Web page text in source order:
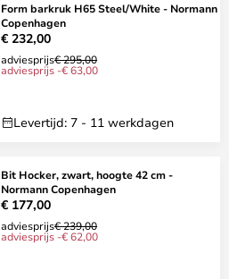
Form barkruk H65 Steel/White - Normann
Copenhagen
€ 232,00
adviesprijs€ 295,00
adviesprijs -€ 63,00
Levertijd: 7 - 11 werkdagen
Bit Hocker, zwart, hoogte 42 cm -
Normann Copenhagen
€ 177,00
adviesprijs€ 239,00
adviesprijs -€ 62,00